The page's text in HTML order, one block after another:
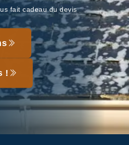
fait cadeau du devis
!